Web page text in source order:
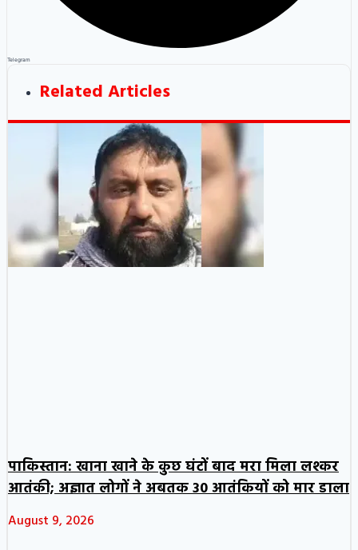
Telegram
Related Articles
पाकिस्तान: खाना खाने के कुछ घंटों बाद मरा मिला लश्कर
आतंकी; अज्ञात लोगों ने अबतक 30 आतंकियों को मार डाला
August 9, 2026